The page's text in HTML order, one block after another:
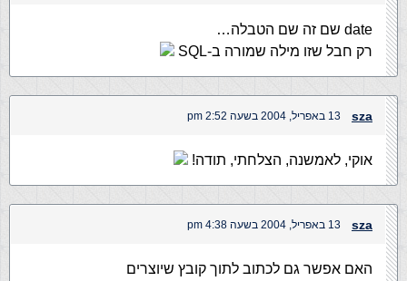
date שם זה שם הטבלה…
רק חבל שזו מילה שמורה ב-SQL
sza 13 באפריל, 2004 בשעה 2:52 pm
אוקי, לאמשנה, הצלחתי, תודה!
sza 13 באפריל, 2004 בשעה 4:38 pm
האם אפשר גם לכתוב לתוך קובץ שיוצרים